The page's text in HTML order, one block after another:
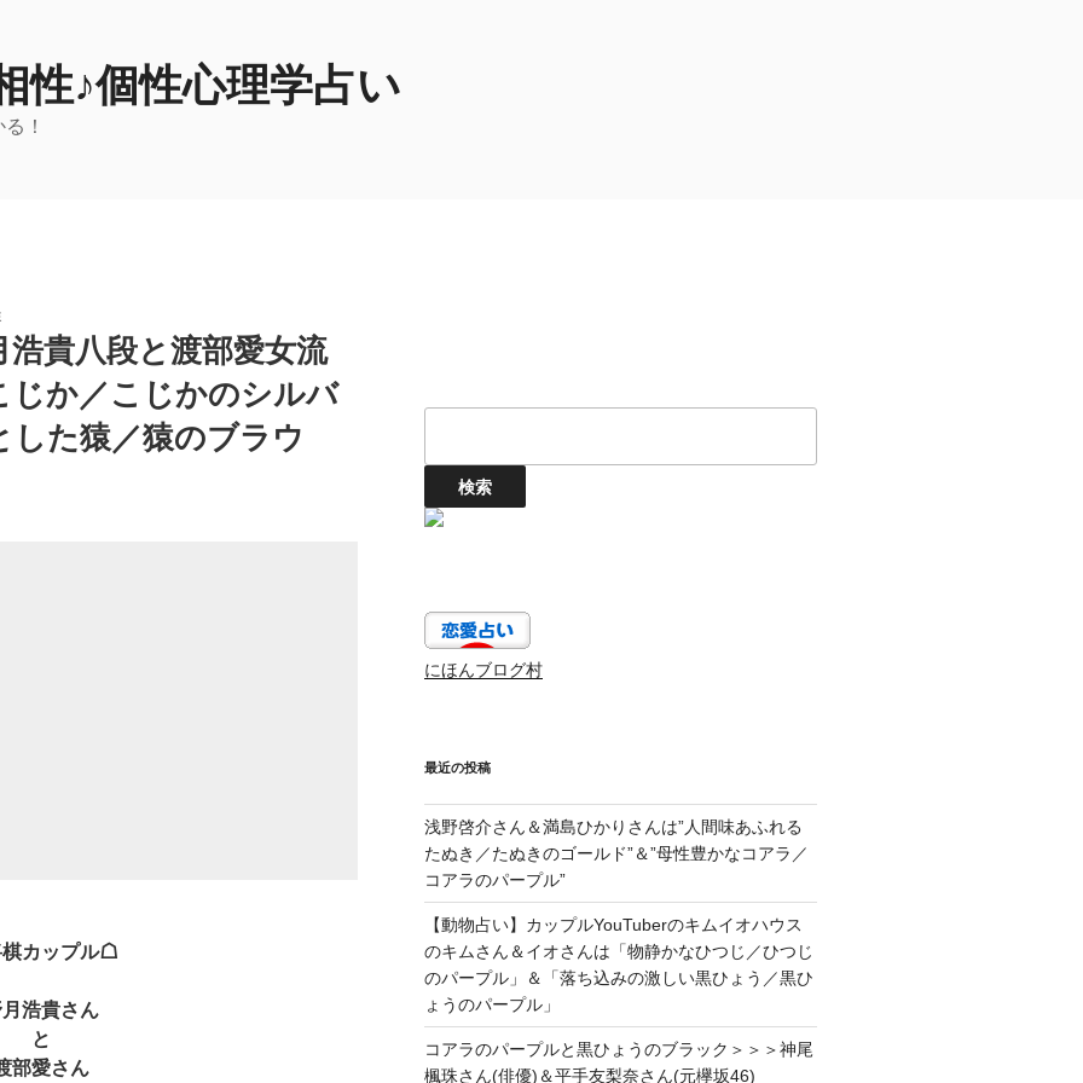
性♪個性心理学占い
！
貴八段と渡部愛女流
じか／こじかのシルバ
た猿／猿のブラウ
カップル☖
浩貴さん
と
部愛さん
にほんブログ村
最近の投稿
浅野啓介さん＆満島ひかりさんは”人間味あふれる
たぬき／たぬきのゴールド”＆”母性豊かなコアラ／
コアラのパープル”
【動物占い】カップルYouTuberのキムイオハウス
のキムさん＆イオさんは「物静かなひつじ／ひつじ
のパープル」＆「落ち込みの激しい黒ひょう／黒ひ
ょうのパープル」
コアラのパープルと黒ひょうのブラック＞＞＞神尾
楓珠さん(俳優)＆平手友梨奈さん(元欅坂46)